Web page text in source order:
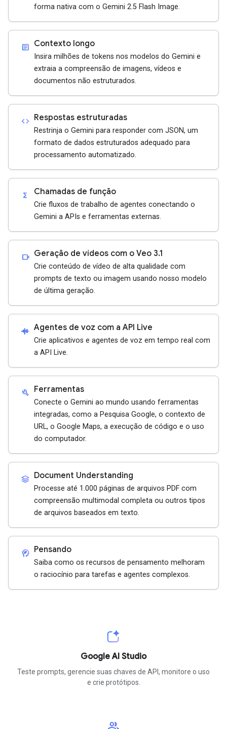
forma nativa com o Gemini 2.5 Flash Image.
article Contexto longo
Insira milhões de tokens nos modelos do Gemini e
extraia a compreensão de imagens, vídeos e
documentos não estruturados.
code Respostas estruturadas
Restrinja o Gemini para responder com JSON, um
formato de dados estruturados adequado para
processamento automatizado.
functions Chamadas de função
Crie fluxos de trabalho de agentes conectando o
Gemini a APIs e ferramentas externas.
videocam Geração de vídeos com o Veo 3.1
Crie conteúdo de vídeo de alta qualidade com
prompts de texto ou imagem usando nosso modelo
de última geração.
android_recorder Agentes de voz com a API Live
Crie aplicativos e agentes de voz em tempo real com
a API Live.
build Ferramentas
Conecte o Gemini ao mundo usando ferramentas
integradas, como a Pesquisa Google, o contexto de
URL, o Google Maps, a execução de código e o uso
do computador.
stacks Document Understanding
Processe até 1.000 páginas de arquivos PDF com
compreensão multimodal completa ou outros tipos
de arquivos baseados em texto.
cognition_2 Pensando
Saiba como os recursos de pensamento melhoram
o raciocínio para tarefas e agentes complexos.
Google AI Studio
Teste prompts, gerencie suas chaves de API, monitore o uso
e crie protótipos.